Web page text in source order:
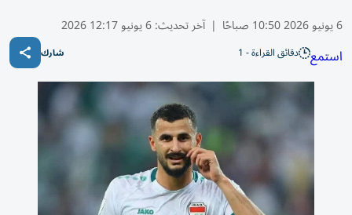
6 يونيو 2026 10:50 صباحًا | آخر تحديث:6 يونيو 12:17 2026
استمع دقائق القراءة - 1 شارك